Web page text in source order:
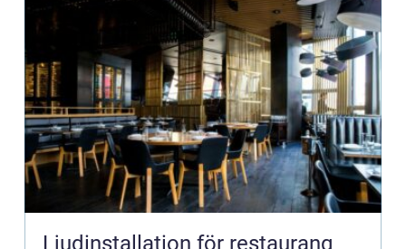
Ljudinstallation för restaurang